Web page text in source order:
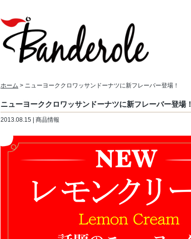
ホーム > ニューヨーククロワッサンドーナツに新フレーバー登場！
ニューヨーククロワッサンドーナツに新フレーバー登場！
2013.08.15 | 商品情報